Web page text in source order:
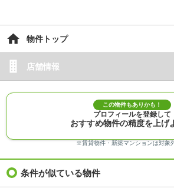
物件トップ
店舗情報
この物件もありかも！
プロフィールを登録して
おすすめ物件の精度を上げ
※賃貸物件・新築マンションは対象
条件が似ている物件